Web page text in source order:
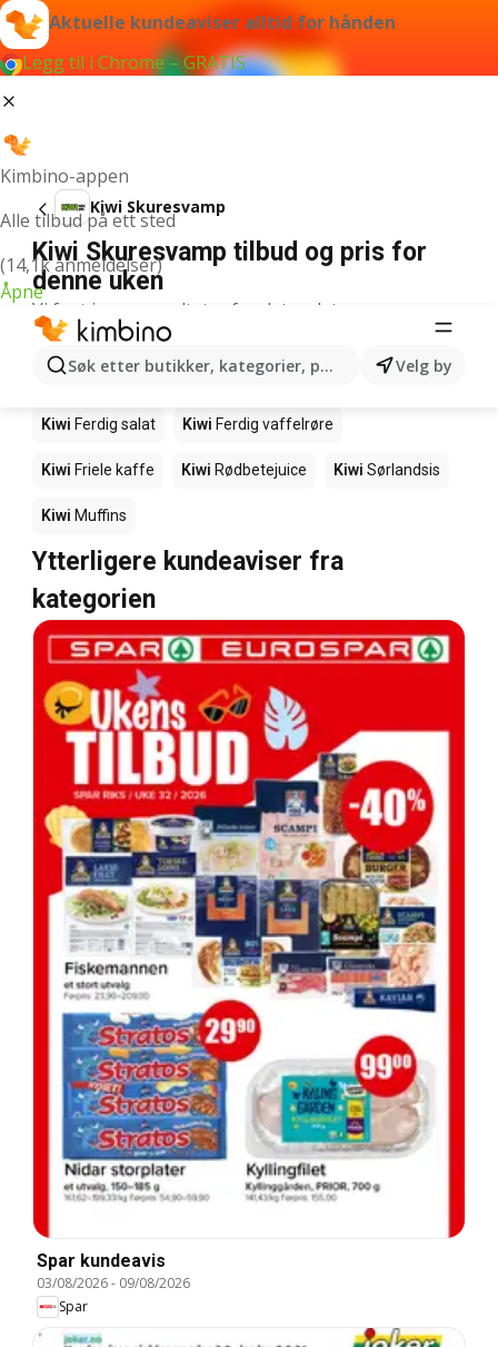
Aktuelle kundeaviser alltid for hånden
Legg til i Chrome – GRATIS
Kimbino-appen
Alle tilbud på ett sted
(14,1k anmeldelser)
Åpne
Søk etter butikker, kategorier, produkter...Velg by
Kiwi Skuresvamp
Kiwi Skuresvamp tilbud og pris for
denne uken
Vi fant ingen resultater for det ordet.
Andre produkter i butikkene Kiwi
Kiwi Makrell i tomat
Kiwi Ferdig salat Kiwi Ferdig vaffelrøre
Kiwi Friele kaffe Kiwi Rødbetejuice Kiwi Sørlandsis
Kiwi Muffins
Ytterligere kundeaviser fra
kategorien
Spar kundeavis
03/08/2026- 09/08/2026
Spar